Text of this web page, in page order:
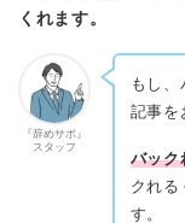
くれます。
『辞めサポ』
スタッフ
もし
記事を
バック
クれる
す。